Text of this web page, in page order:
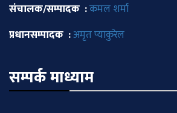
संचालक/सम्पादक :कमल शर्मा
प्रधानसम्पादक :अमृत प्याकुरेल
सम्पर्क माध्याम